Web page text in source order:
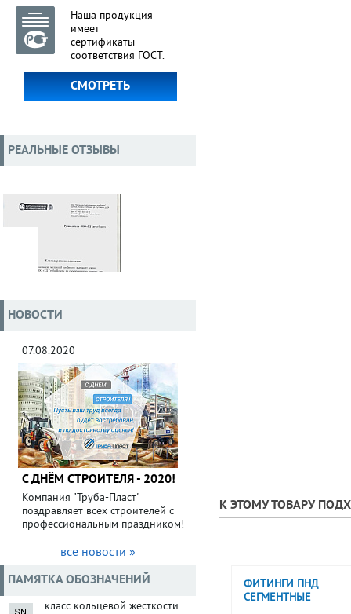
К ЭТОМУ ТОВАРУ
ФИТИНГИ ПНД
СЕГМЕНТНЫЕ
Наша продукция
имеет
сертификаты
соответствия ГОСТ.
СМОТРЕТЬ
РЕАЛЬНЫЕ ОТЗЫВЫ
НОВОСТИ
07.08.2020
С ДНЁМ СТРОИТЕЛЯ - 2020!
Компания "Труба-Пласт"
поздравляет всех строителей с
профессиональным праздником!
все новости »
ПАМЯТКА ОБОЗНАЧЕНИЙ
класс кольцевой жесткости